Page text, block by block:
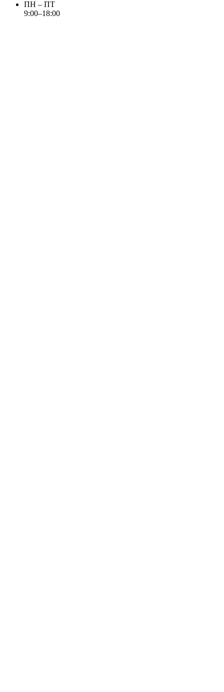
ПН – ПТ
9:00–18:00